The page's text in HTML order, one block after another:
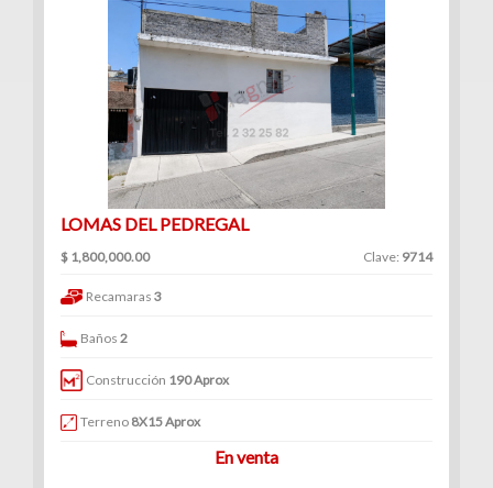
LOMAS DEL PEDREGAL
$ 1,800,000.00 Clave: 9714
Recamaras 3
Baños2
Construcción 190 Aprox
Terreno 8X15 Aprox
En venta